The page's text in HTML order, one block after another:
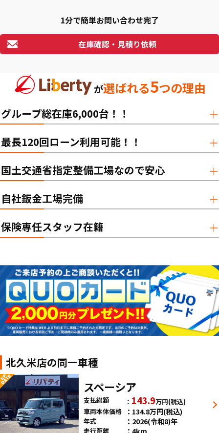
1分で簡単お問い合わせ完了
在庫確認・見積り依頼
が選ばれる5つの理由
グループ総在庫6,000台！！
最長120回ローン利用可能！！
国土交通省指定整備工場なので安心
自社鈑金工場完備
保険専任スタッフ在籍
北久米店の同一車種
スペーシア
支払総額 143.9万円(税込)
車両本体価格
134.8万円(税込)
年式 2026(令和8)年
走行距離 4km